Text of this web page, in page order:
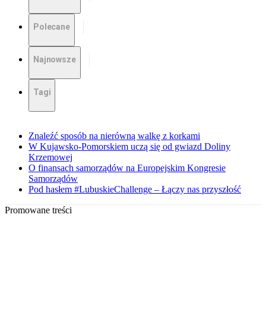
Polecane
Najnowsze
Tagi
Znaleźć sposób na nierówną walkę z korkami
W Kujawsko-Pomorskiem uczą się od gwiazd Doliny
Krzemowej
O finansach samorządów na Europejskim Kongresie
Samorządów
Pod hasłem #LubuskieChallenge – Łączy nas przyszłość
Promowane treści